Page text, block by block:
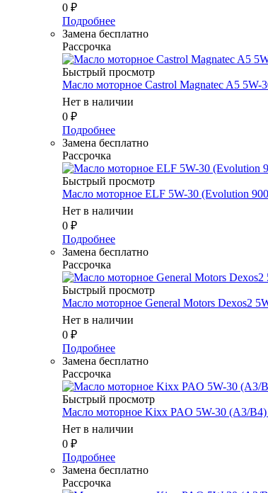
0 ₽
Подробнее
Замена бесплатно
Рассрочка
Быстрый просмотр
Масло мотоpное Castrol Magnatec A5 5W-
Нет в наличии
0 ₽
Подробнее
Замена бесплатно
Рассрочка
Быстрый просмотр
Масло мотоpное ELF 5W-30 (Evolution
Нет в наличии
0 ₽
Подробнее
Замена бесплатно
Рассрочка
Быстрый просмотр
Масло мотоpное General Motors Dexos2
Нет в наличии
0 ₽
Подробнее
Замена бесплатно
Рассрочка
Быстрый просмотр
Масло мотоpное Kixx PAO 5W-30 (A3/B4)
Нет в наличии
0 ₽
Подробнее
Замена бесплатно
Рассрочка